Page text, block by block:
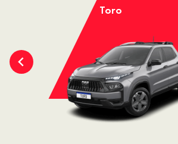
Toro